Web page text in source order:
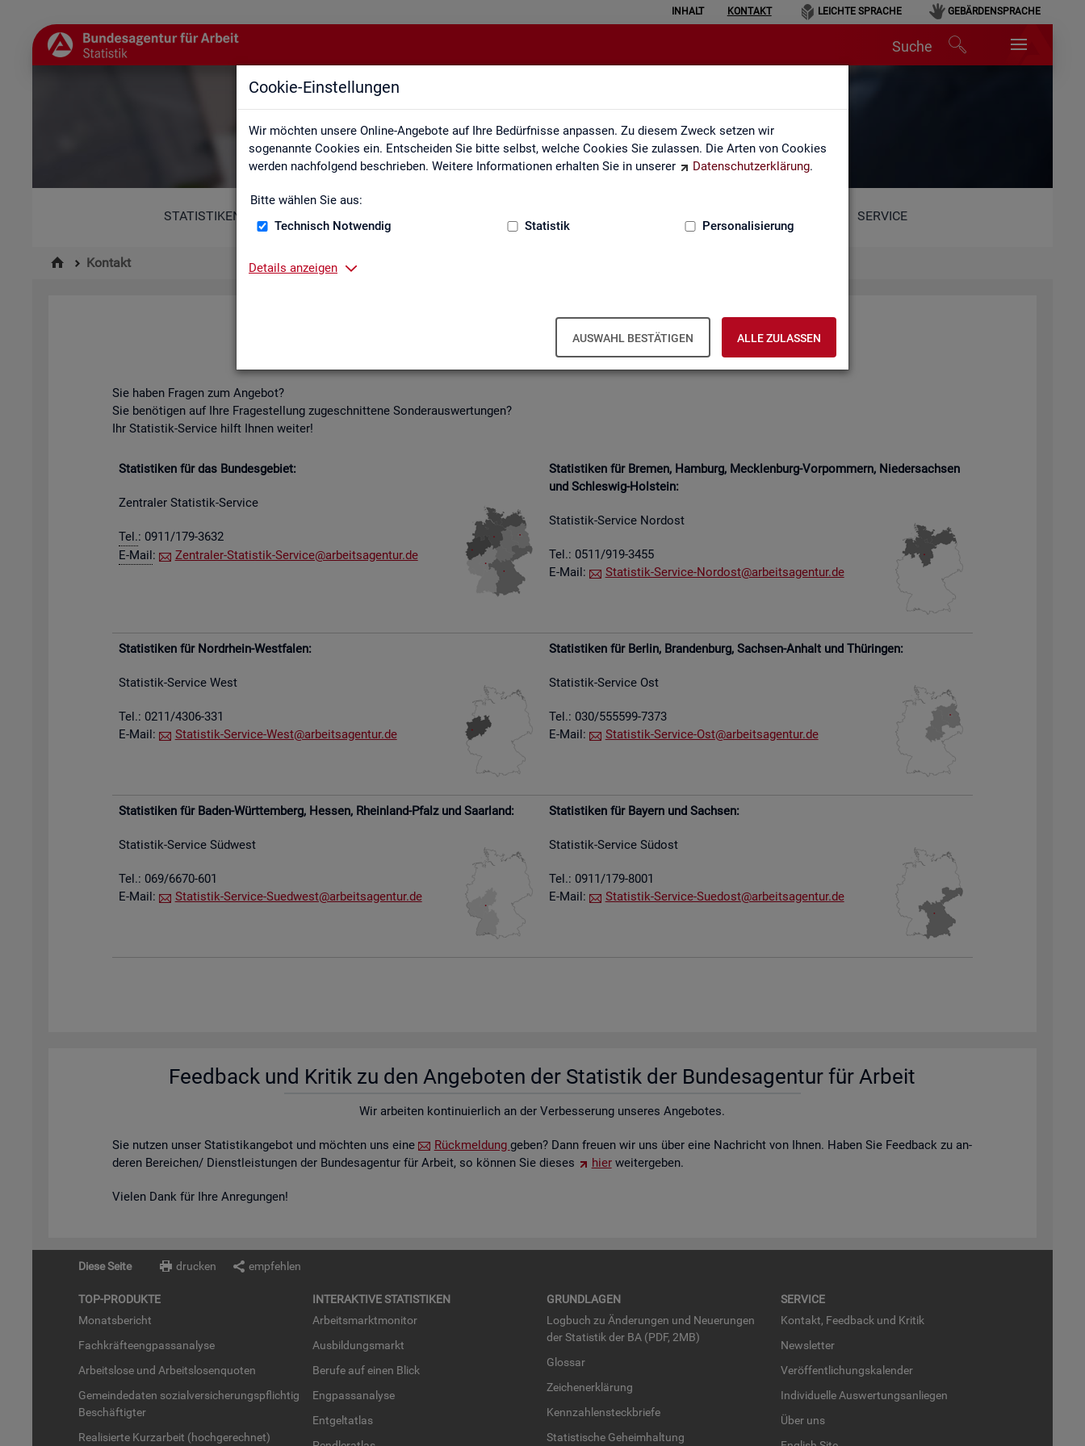
Cookie-Einstellungen
Wir möchten unsere Online-Angebote auf Ihre Bedürfnisse anpassen. Zu diesem Zweck setzen wir
sogenannte Cookies ein. Entscheiden Sie bitte selbst, welche Cookies Sie zulassen. Die Arten von Cookies
werden nachfolgend beschrieben. Weitere Informationen erhalten Sie in unserer
Datenschutzerklärung.
Bitte wählen Sie aus:
Technisch Notwendig
Statistik Personalisierung
Details anzeigen
AUSWAHL BESTÄTIGEN ALLE ZULASSEN
INHALT KONTAKT LEICHTE SPRACHE GEBÄRDENSPRACHE
Suche
Kontakt
STATISTIKEN SERVICE
Kontakt
Kon­takt
Nut­zen Sie die Mög­lich­keit mit uns in Kon­takt zu tre­ten!
Sie haben Fra­gen zum An­ge­bot?
Sie be­nö­ti­gen auf Ihre Fra­ge­stel­lung zu­ge­schnit­te­ne Son­der­aus­wer­tun­gen?
Ihr Sta­tis­tik-Ser­vice hilft Ihnen wei­ter!
Sta­tis­ti­ken für das Bun­des­ge­biet:
Zen­tra­ler Sta­tis­tik-Ser­vice
Tel.: 0911/179-3632
E-Mail: Zen­tra­ler-Sta­tis­tik-Ser­vice@​arb​eits​agen​tur.​de
Sta­tis­ti­ken für Bre­men, Ham­burg, Meck­len­burg-Vor­pom­mern, Nie­der­sach­sen
und Schles­wig-Hol­stein:
Sta­tis­tik-Ser­vice Nord­ost
Tel.: 0511/919-3455
E-Mail:
Sta­tis­tik-Ser­vice-Nord­ost@​arb​eits​agen​tur.​de
Sta­tis­ti­ken für Nord­rhein-West­fa­len:
Sta­tis­tik-Ser­vice West
Tel.: 0211/4306-331
E-Mail:
Sta­tis­tik-Ser­vice-West@​arb​eits​agen​tur.​de
Sta­tis­ti­ken für Ber­lin, Bran­den­burg, Sach­sen-An­halt und Thü­rin­gen:
Sta­tis­tik-Ser­vice Ost
Tel.: 030/555599-7373
E-Mail:
Sta­tis­tik-Ser­vice-Ost@​arb​eits​agen​tur.​de
Sta­tis­ti­ken für Baden-Würt­tem­berg, Hes­sen, Rhein­land-Pfalz und Saar­land:
Sta­tis­tik-Ser­vice Süd­west
Tel.: 069/6670-601
E-Mail:
Sta­tis­tik-Ser­vice-Su­ed­west@​arb​eits​agen​tur.​de
Sta­tis­ti­ken für Bay­ern und Sach­sen:
Sta­tis­tik-Ser­vice Süd­ost
Tel.: 0911/179-8001
E-Mail:
Sta­tis­tik-Ser­vice-Su­e­dost@​arb​eits​agen​tur.​de
Feed­back und Kri­tik zu den An­ge­bo­ten der Sta­tis­tik der Bun­des­agen­tur für Ar­beit
Wir ar­bei­ten kon­ti­nu­ier­lich an der Ver­bes­se­rung un­se­res An­ge­bo­tes.
Sie nut­zen unser Sta­tis­tik­an­ge­bot und möch­ten uns eine Rück­mel­dung geben? Dann freu­en wir uns über eine Nach­richt von Ihnen. Haben Sie Feed­back zu an­
de­ren Be­rei­chen/ Dienst­leis­tun­gen der Bun­des­agen­tur für Ar­beit, so kön­nen Sie die­ses
hierwei­ter­ge­ben.
Vie­len Dank für Ihre An­re­gun­gen!
Diese Seite drucken empfehlen
TOP-PRO­DUK­TE
Mo­nats­be­richt
Fach­kräf­te­eng­pass­ana­ly­se
Ar­beits­lo­se und Ar­beits­lo­sen­quo­ten
Ge­mein­de­da­ten so­zi­al­ver­si­che­rungs­pflich­tig
Be­schäf­tig­ter
Rea­li­sier­te Kurz­ar­beit (hoch­ge­rech­net)
IN­TER­AK­TI­VE STA­TIS­TI­KEN
Ar­beits­markt­mo­ni­tor
Aus­bil­dungs­markt
Be­ru­fe auf einen Blick
Eng­pass­ana­ly­se
Ent­gel­t­at­las
GRUND­LA­GEN
Log­buch zu Än­de­run­gen und Neue­run­gen
der Sta­tis­tik der BA (PDF, 2MB)
Glos­sar
Zei­chen­er­klä­rung
Kenn­zah­len­steck­brie­fe
Sta­tis­ti­sche Ge­heim­hal­tung
SER­VICE
Kon­takt, Feed­back und Kri­tik
News­let­ter
Ver­öf­fent­li­chungs­ka­len­der
In­di­vi­du­el­le Aus­wer­tungs­an­lie­gen
Über uns